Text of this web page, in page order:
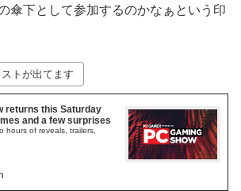
傘下として参加するのかなぁという印
トが出てます
returns this Saturday
and a few surprises
hours of reveals, trailers,